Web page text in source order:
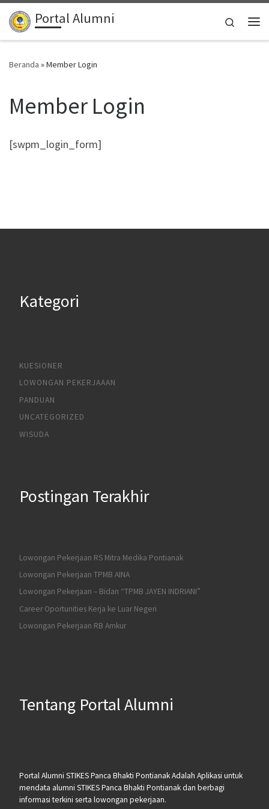
Skip to content
Portal Alumni
Search
Beranda »Member Login
Member Login
[swpm_login_form]
Kategori
KUESIONER
LOWONGAN PEKERJAAAN
PANDUAN
UNCATEGORIZED
WISUDA
Postingan Terakhir
Lowongan Pekerjaan RS Mitra Medika Pontianak
Lowongan Pekerjaan TPMB AINA
Lowongan Pekerjaan – Bidan “TPMB JAYEN INDRIANI”
Career Oportunities Kerja ke Luar Negeri
Lowongan Pekerjaan RB Amkur
Tentang Portal Alumni
Portal Alumni STIKES Panca Bhakti Pontianak Adalah Aplikasi untuk
mendata alumni STIKES Panca Bhakti Pontianak dan berbagi
informasi terkini serta lowongan pekerjaan.